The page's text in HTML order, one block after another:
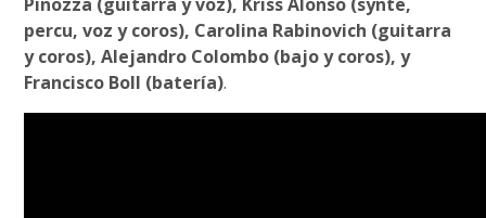
percu, voz y coros), Carolina Rabinovich (guitarra
y coros), Alejandro Colombo (bajo y coros), y
Francisco Boll (batería).